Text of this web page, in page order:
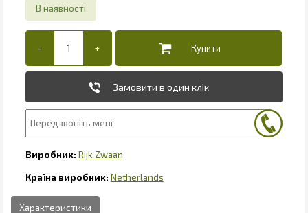
Замовити в один клік
Rijk Zwaan
Netherlands